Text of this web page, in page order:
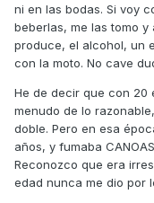
ni en las bodas. Si voy
beberlas, me las tomo y
produce, el alcohol, un
con la moto. No cave
He de decir que con 20
menudo de lo
doble. Pero en esa
años, y fumaba
Reconozco que era
edad nunca me dio por